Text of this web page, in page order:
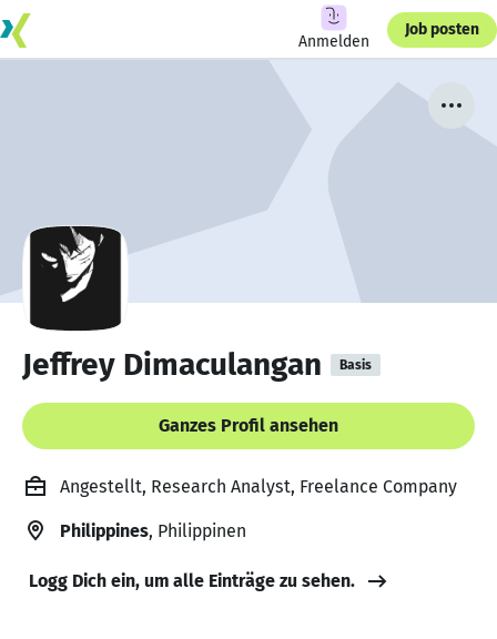
Anmelden
Job posten
Jeffrey Dimaculangan Basis
Ganzes Profil ansehen
Angestellt, Research Analyst, Freelance Company
Philippines, Philippinen
Logg Dich ein, um alle Einträge zu sehen.